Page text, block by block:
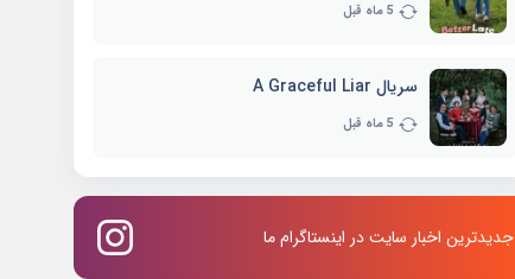
5 ماه قبل
سریال A Graceful Liar
5 ماه قبل
جدیدترین اخبار سایت در اینستاگرام ما